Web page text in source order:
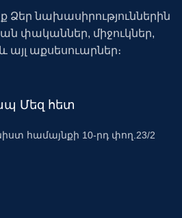
Ձեր նախասիրություններին
փականներ, միջուկներ,
այլ աքսեսուարներ։
Մեզ հետ
համայնքի 10-րդ փող.23/2